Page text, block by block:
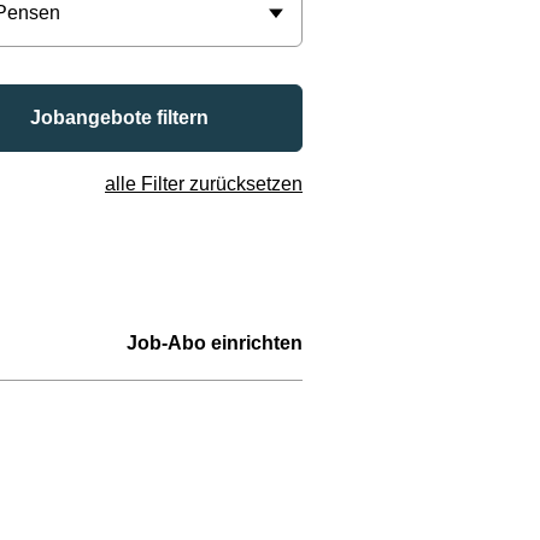
Jobangebote filtern
alle Filter zurücksetzen
Job-Abo einrichten